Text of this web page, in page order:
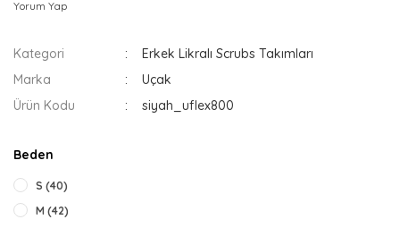
Yorum Yap
Kategori
Erkek Likralı Scrubs Takımları
Marka
Uçak
Ürün Kodu
siyah_uflex800
Beden
S (40)
M (42)